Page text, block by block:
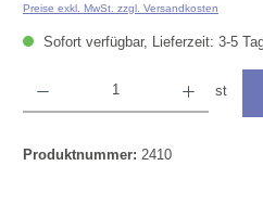
Preise exkl. MwSt. zzgl. Versandkosten
Sofort verfügbar, Lieferzeit: 3-5
st
Produktnummer: 2410